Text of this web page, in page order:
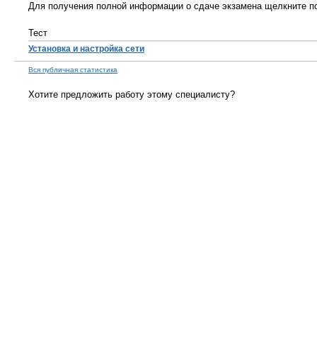
Для получения полной информации о сдаче экзамена щелкните
Тест
Установка и настройка сети
Вся публичная статистика
Хотите предложить работу этому специалисту?